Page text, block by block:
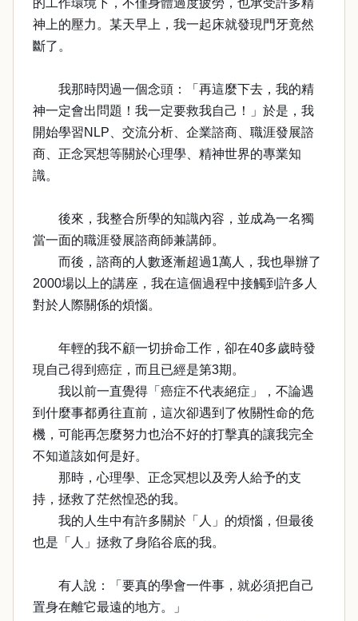
的工作環境下，不僅身體過度疲勞，也承受許多精
神上的壓力。某天早上，我一起床就發現門牙竟然
斷了。
我那時閃過一個念頭：「再這麼下去，我的精
神一定會出問題！我一定要救我自己！」於是，我
開始學習NLP、交流分析、企業諮商、職涯發展諮
商、正念冥想等關於心理學、精神世界的專業知
識。
後來，我整合所學的知識內容，並成為一名獨
當一面的職涯發展諮商師兼講師。
而後，諮商的人數逐漸超過1萬人，我也舉辦了
2000場以上的講座，我在這個過程中接觸到許多人
對於人際關係的煩惱。
年輕的我不顧一切拚命工作，卻在40多歲時發
現自己得到癌症，而且已經是第3期。
我以前一直覺得「癌症不代表絕症」，不論遇
到什麼事都勇往直前，這次卻遇到了攸關性命的危
機，可能再怎麼努力也治不好的打擊真的讓我完全
不知道該如何是好。
那時，心理學、正念冥想以及旁人給予的支
持，拯救了茫然惶恐的我。
我的人生中有許多關於「人」的煩惱，但最後
也是「人」拯救了身陷谷底的我。
有人說：「要真的學會一件事，就必須把自己
置身在離它最遠的地方。」